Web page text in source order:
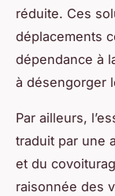
réduite. Ces
déplacements
dépendance à
à désengorger
Par ailleurs,
traduit par une
et du
raisonnée des